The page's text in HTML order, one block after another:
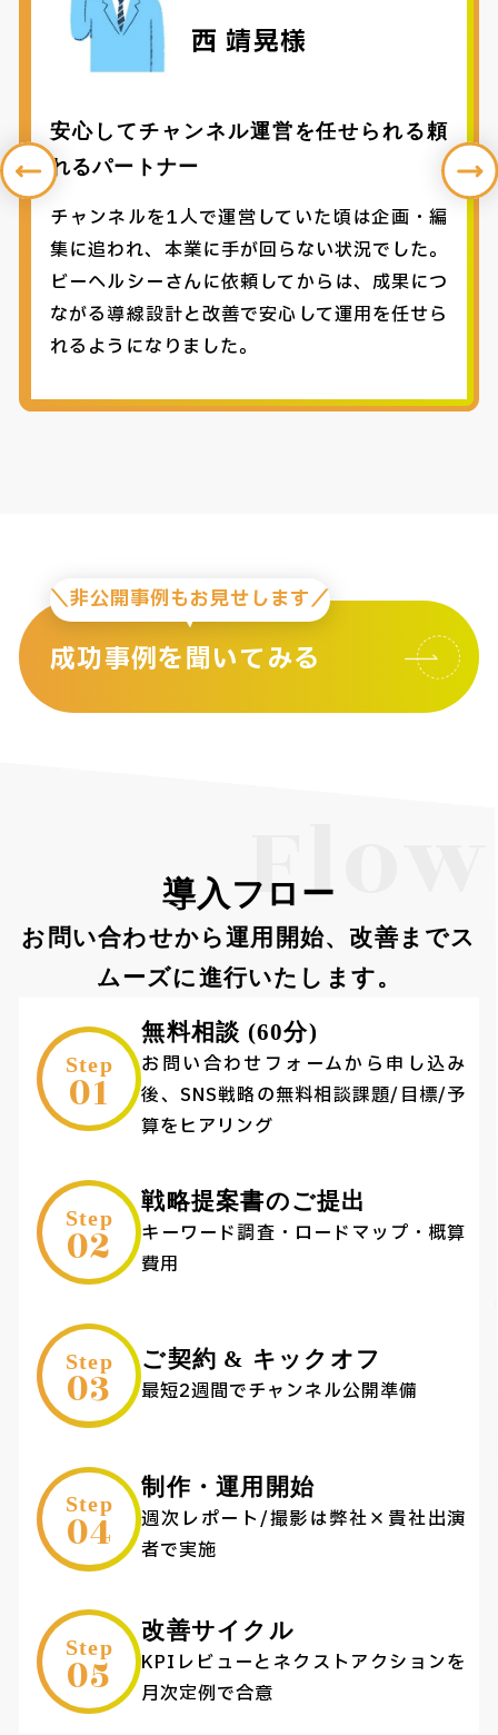
西 靖晃様
安心してチャンネル運営を任せられる頼
れるパートナー
チャンネルを1人で運営していた頃は企画・編
集に追われ、本業に手が回らない状況でした。
ビーヘルシーさんに依頼してからは、成果につ
ながる導線設計と改善で安心して運用を任せら
れるようになりました。
＼非公開事例もお見せします／
成功事例を聞いてみる
Flow
導入フロー
お問い合わせから運用開始、改善までス
ムーズに進行いたします。
Step
01
無料相談 (60分)
お問い合わせフォームから申し込み
後、SNS戦略の無料相談課題/目標/予
算をヒアリング
Step
02
戦略提案書のご提出
キーワード調査・ロードマップ・概算
費用
Step
03
ご契約 & キックオフ
最短2週間でチャンネル公開準備
Step
04
制作・運用開始
週次レポート/撮影は弊社×貴社出演
者で実施
Step
05
改善サイクル
KPIレビューとネクストアクションを
月次定例で合意